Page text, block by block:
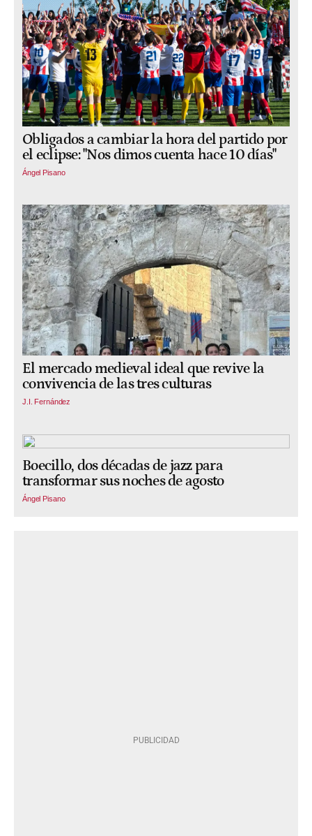
Obligados a cambiar la hora del partido por
el eclipse: "Nos dimos cuenta hace 10 días"
Ángel Pisano
El mercado medieval ideal que revive la
convivencia de las tres culturas
J.I. Fernández
Boecillo, dos décadas de jazz para
transformar sus noches de agosto
Ángel Pisano